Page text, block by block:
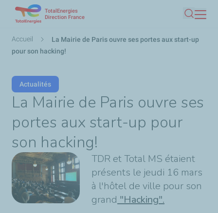
contenu
TotalEnergies
Direction France
Fil
d'Ariane
Accueil
La Mairie de Paris ouvre ses portes aux start-up
pour son hacking!
Actualités
La Mairie de Paris ouvre ses
portes aux start-up pour
son hacking!
TDR et Total MS étaient
présents le jeudi 16 mars
à l'hôtel de ville pour son
grand "Hacking".